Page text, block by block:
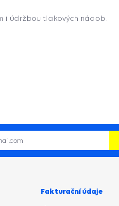
i údržbou tlakových nádob.
Fakturační údaje